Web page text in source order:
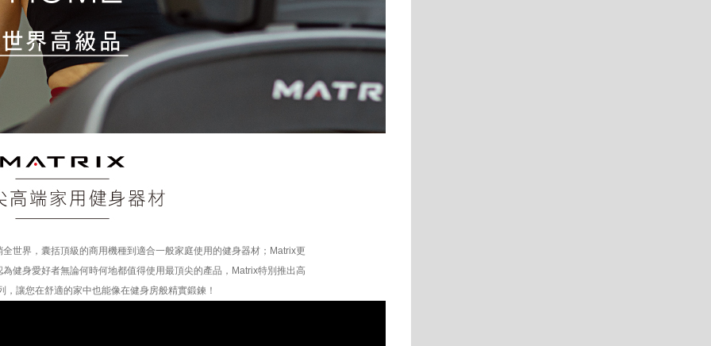
世界，囊括頂級的商用機種到適合一般家庭使用的健身器材；Matrix更
健身愛好者無論何時何地都值得使用最頂尖的產品，Matrix特別推出高
，讓您在舒適的家中也能像在健身房般精實鍛鍊！